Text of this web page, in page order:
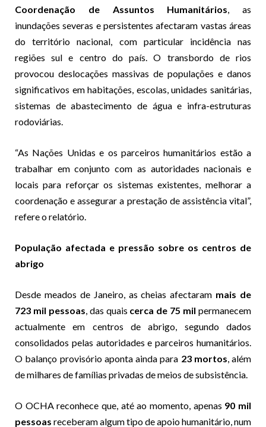
Coordenação de Assuntos Humanitários , as
inundações severas e persistentes afectaram vastas áreas
do território nacional, com particular incidência nas
regiões sul e centro do país. O transbordo de rios
provocou deslocações massivas de populações e danos
significativos em habitações, escolas, unidades sanitárias,
sistemas de abastecimento de água e infra-estruturas
rodoviárias.
“As Nações Unidas e os parceiros humanitários estão a
trabalhar em conjunto com as autoridades nacionais e
locais para reforçar os sistemas existentes, melhorar a
coordenação e assegurar a prestação de assistência vital”,
refere o relatório.
População afectada e pressão sobre os centros de
abrigo
Desde meados de Janeiro, as cheias afectaram mais de
723 mil pessoas , das quais cerca de 75 mil permanecem
actualmente em centros de abrigo, segundo dados
consolidados pelas autoridades e parceiros humanitários.
O balanço provisório aponta ainda para 23 mortos , além
de milhares de famílias privadas de meios de subsistência.
O OCHA reconhece que, até ao momento, apenas 90 mil
pessoas receberam algum tipo de apoio humanitário, num